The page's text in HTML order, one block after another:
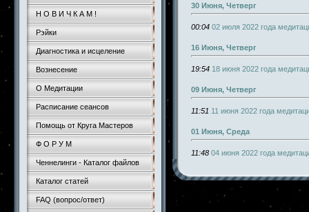
Н О В И Ч К А М !
Рэйки
Диагностика и исцеление
Вознесение
О Медитации
Расписание сеансов
Помощь от Круга Мастеров
Ф О Р У М
Ченнелинги - Каталог файлов
Каталог статей
FAQ (вопрос/ответ)
30 Июня, Четверг
00:04 02 июля 2022 года
16 Июня, Четверг
19:54 18 июня 2022 года
09 Июня, Четверг
11:51 11 июня 2022 года
01 Июня, Среда
11:48 04 июня 2022 года